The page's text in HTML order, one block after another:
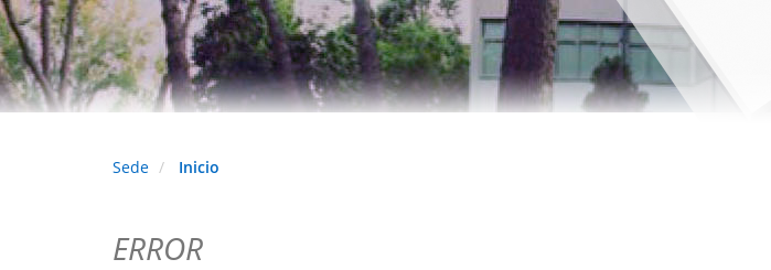
Sede Inicio
ERROR